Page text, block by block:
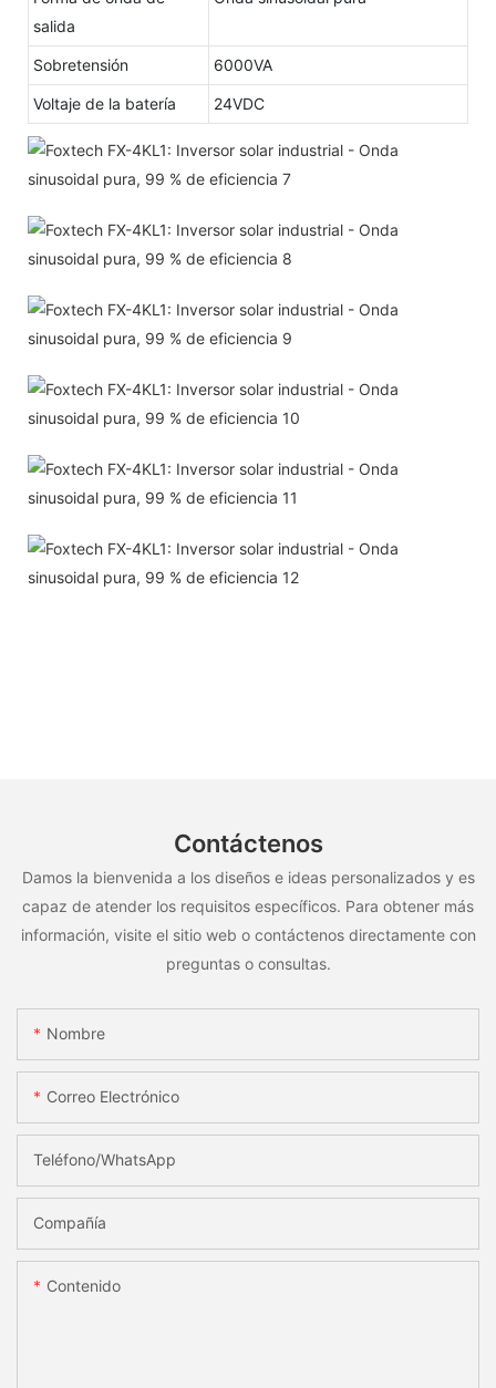
salida
Sobretensión 6000VA
Voltaje de la batería 24VDC
Contáctenos
Damos la bienvenida a los diseños e ideas personalizados y es
capaz de atender los requisitos específicos. Para obtener más
información, visite el sitio web o contáctenos directamente con
preguntas o consultas.
Nombre
Correo Electrónico
Teléfono/WhatsApp
Compañía
Contenido